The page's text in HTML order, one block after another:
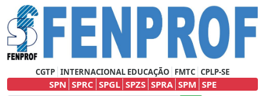
CGTP INTERNACIONAL EDUCAÇÃO FMTC CPLP-SE
SPN SPRC SPGL SPZS SPRA SPM SPE